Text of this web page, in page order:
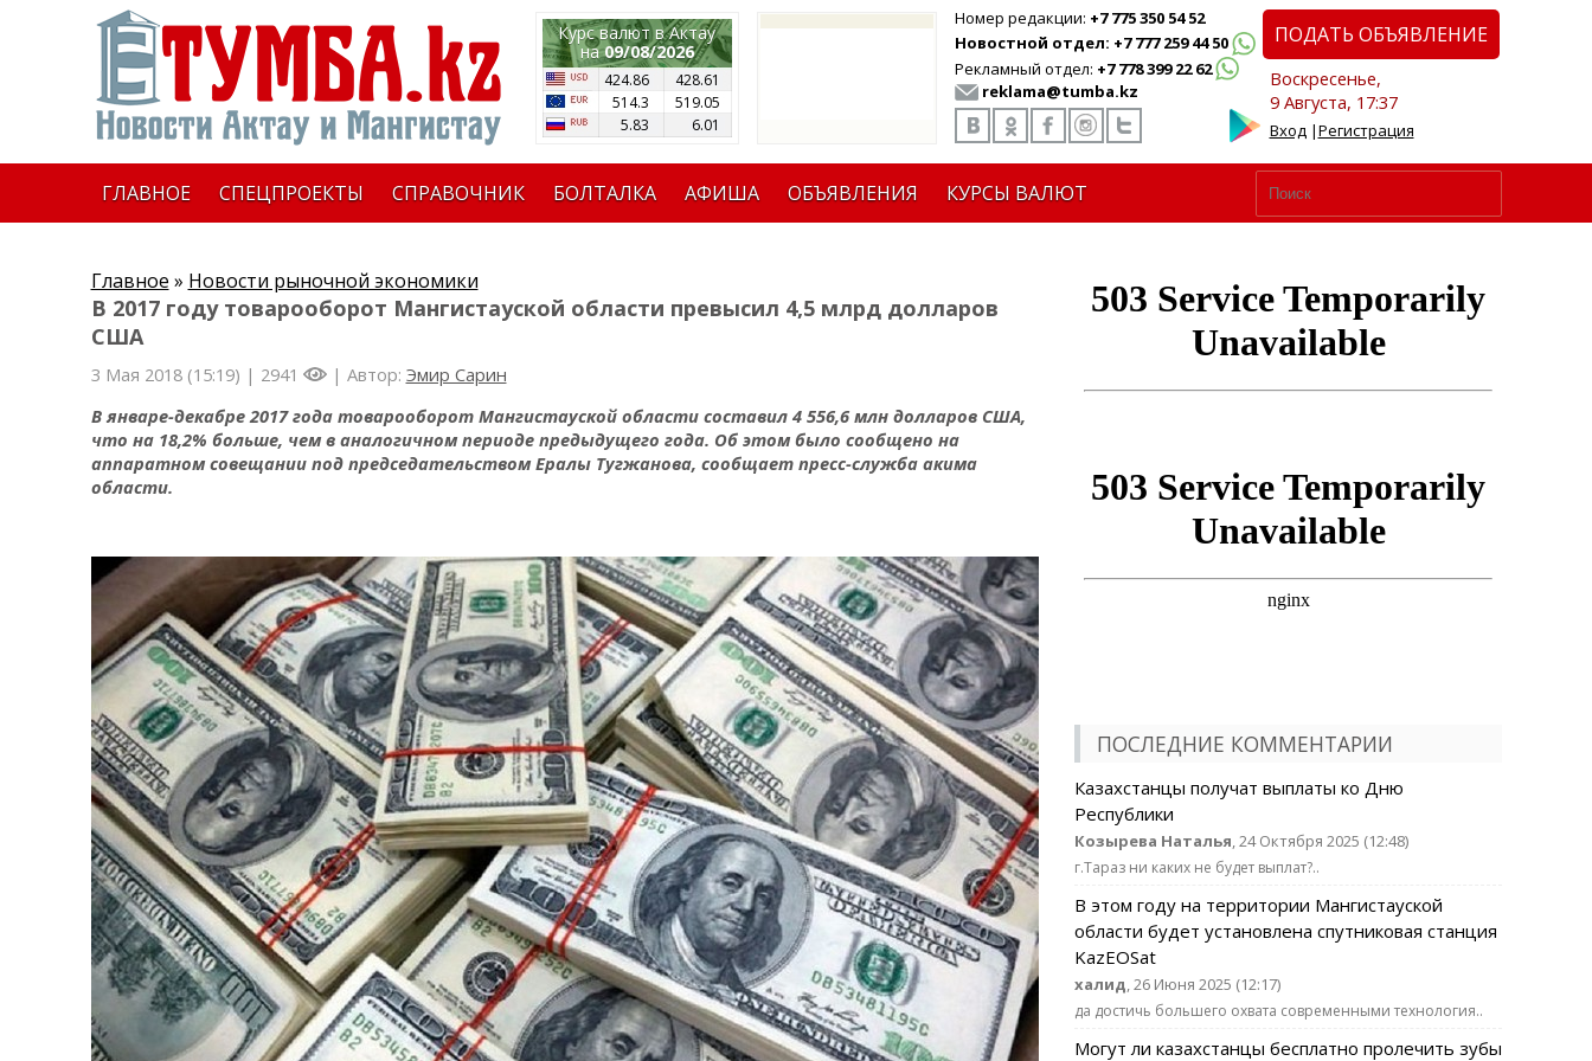
Курс валют в Актау
на09/08/2026
424.86
428.61
514.3
519.05
5.83
6.01
Номер редакции: +7 775 350 54 52
Новостной отдел: +7 777 259 44 50
Рекламный отдел: +7 778 399 22 62
reklama@tumba.kz
ПОДАТЬ ОБЪЯВЛЕНИЕ
Воскресенье,
9 Августа, 17:37
Вход|Регистрация
ГЛАВНОЕ СПЕЦПРОЕКТЫ СПРАВОЧНИК БОЛТАЛКА АФИША ОБЪЯВЛЕНИЯ КУРСЫ ВАЛЮТ
Главное » Новости рыночной экономики
В 2017 году товарооборот Мангистауской области превысил 4,5 млрд долларов
США
3 Мая 2018 (15:19) | 2941 | Автор: Эмир Сарин
В январе-декабре 2017 года товарооборот Мангистауской области составил 4 556,6 млн долларов США,
что на 18,2% больше, чем в аналогичном периоде предыдущего года. Об этом было сообщено на
аппаратном совещании под председательством Ералы Тугжанова, сообщает пресс-служба акима
области.
ПОСЛЕДНИЕ КОММЕНТАРИИ
Казахстанцы получат выплаты ко Дню
Республики
Козырева Наталья, 24 Октября 2025 (12:48)
г.Тараз ни каких не будет выплат?..
В этом году на территории Мангистауской
области будет установлена спутниковая станция
KazEOSat
халид, 26 Июня 2025 (12:17)
да достичь большего охвата современными технология..
Могут ли казахстанцы бесплатно пролечить зубы